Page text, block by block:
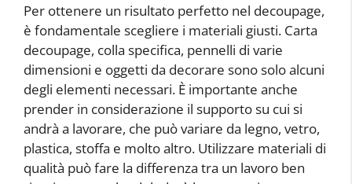
Per ottenere un risultato perfetto nel decoupage,
è fondamentale scegliere i materiali giusti. Carta
decoupage, colla specifica, pennelli di varie
dimensioni e oggetti da decorare sono solo alcuni
degli elementi necessari. È importante anche
prender in considerazione il supporto su cui si
andrà a lavorare, che può variare da legno, vetro,
plastica, stoffa e molto altro. Utilizzare materiali di
qualità può fare la differenza tra un lavoro ben